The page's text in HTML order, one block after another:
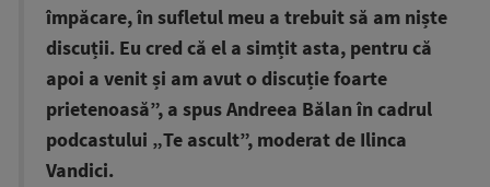
împăcare, în sufletul meu a trebuit să am niște
discuții. Eu cred că el a simțit asta, pentru că
apoi a venit și am avut o discuție foarte
prietenoasă”, a spus Andreea Bălan în cadrul
podcastului „Te ascult”, moderat de Ilinca
Vandici.